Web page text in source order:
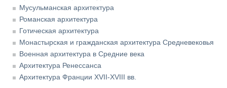
Мусульманская архитектура
Романская архитектура
Готическая архитектура
Монастырская и гражданская архитектура Средневековья
Военная архитектура в Средние века
Архитектура Ренессанса
Архитектура Франции XVII-XVIII вв.